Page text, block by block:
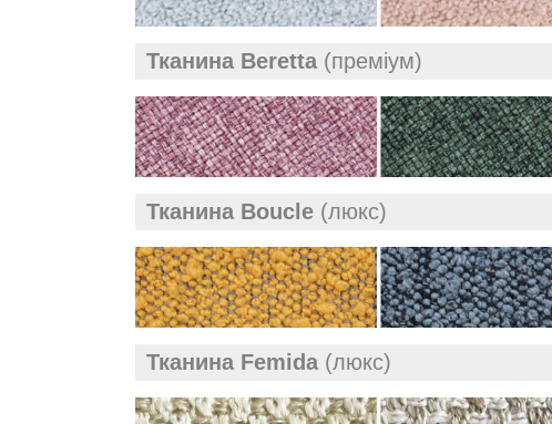
Тканина Beretta (преміум)
Тканина Boucle (люкс)
Тканина Femida (люкс)